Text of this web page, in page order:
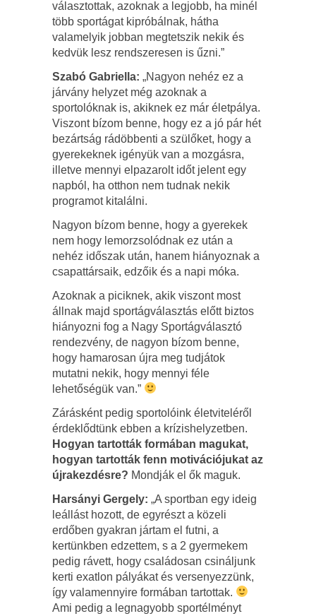
választottak, azoknak a legjobb, ha minél
több sportágat kipróbálnak, hátha
valamelyik jobban megtetszik nekik és
kedvük lesz rendszeresen is űzni.”
Szabó Gabriella: „Nagyon nehéz ez a
járvány helyzet még azoknak a
sportolóknak is, akiknek ez már életpálya.
Viszont bízom benne, hogy ez a jó pár hét
bezártság rádöbbenti a szülőket, hogy a
gyerekeknek igényük van a mozgásra,
illetve mennyi elpazarolt időt jelent egy
napból, ha otthon nem tudnak nekik
programot kitalálni.
Nagyon bízom benne, hogy a gyerekek
nem hogy lemorzsolódnak ez után a
nehéz időszak után, hanem hiányoznak a
csapattársaik, edzőik és a napi móka.
Azoknak a piciknek, akik viszont most
állnak majd sportágválasztás előtt biztos
hiányozni fog a Nagy Sportágválasztó
rendezvény, de nagyon bízom benne,
hogy hamarosan újra meg tudjátok
mutatni nekik, hogy mennyi féle
lehetőségük van.”
Zárásként pedig sportolóink életviteléről
érdeklődtünk ebben a krízishelyzetben.
Hogyan tartották formában magukat,
hogyan tartották fenn motivációjukat az
újrakezdésre? Mondják el ők maguk.
Harsányi Gergely: „A sportban egy ideig
leállást hozott, de egyrészt a közeli
erdőben gyakran jártam el futni, a
kertünkben edzettem, s a 2 gyermekem
pedig rávett, hogy családosan csináljunk
kerti exatlon pályákat és versenyezzünk,
így valamennyire formában tartottak.
Ami pedig a legnagyobb sportélményt